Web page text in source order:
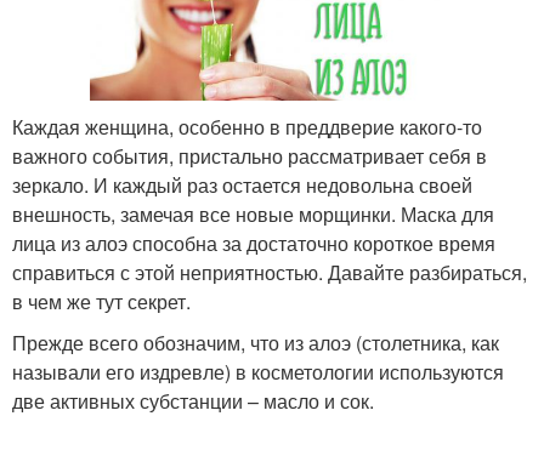
Каждая женщина, особенно в преддверие какого-то
важного события, пристально рассматривает себя в
зеркало. И каждый раз остается недовольна своей
внешность, замечая все новые морщинки. Маска для
лица из алоэ способна за достаточно короткое время
справиться с этой неприятностью. Давайте разбираться,
в чем же тут секрет.
Прежде всего обозначим, что из алоэ (столетника, как
называли его издревле) в косметологии используются
две активных субстанции – масло и сок.